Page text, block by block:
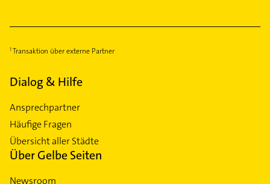
Transaktion über externe Partner
Dialog & Hilfe
Ansprechpartner
Häufige Fragen
Übersicht aller Städte
Über Gelbe Seiten
Newsroom